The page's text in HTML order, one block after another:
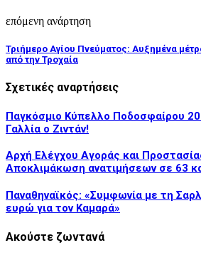
επόμενη ανάρτηση
Τριήμερο Αγίου Πνεύματος: Αυξημένα
από την Τροχαία
Σχετικές αναρτήσεις
Παγκόσμιο Κύπελλο Ποδοσφαίρου
Γαλλία ο Ζιντάν!
Αρχή Ελέγχου Αγοράς και
Αποκλιμάκωση ανατιμήσεων σε 63
Παναθηναϊκός: «Συμφωνία με τη
ευρώ για τον Καμαρά»
Ακούστε ζωντανά